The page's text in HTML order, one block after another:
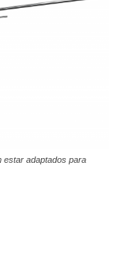
estar adaptados para